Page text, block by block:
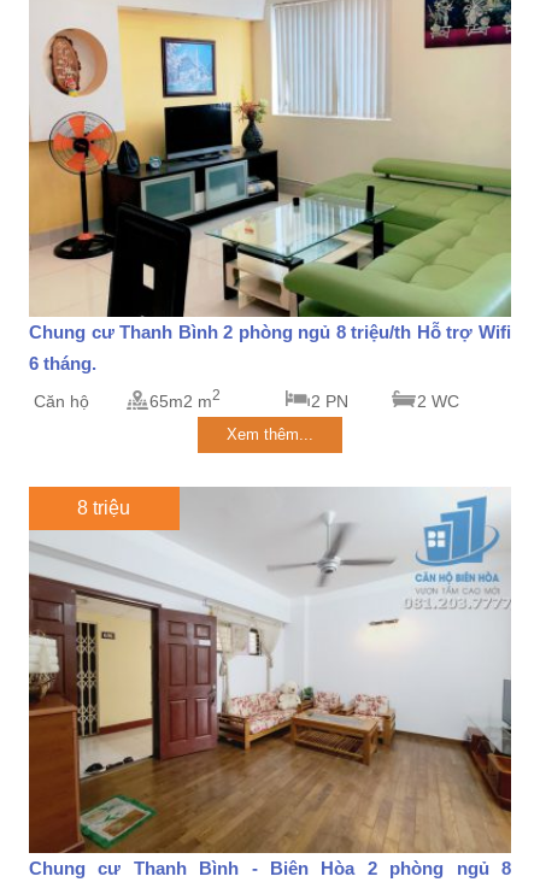
Chung cư Thanh Bình 2 phòng ngủ 8 triệu/th Hỗ trợ Wifi
6 tháng.
Căn hộ 65m2 m2 2 PN 2 WC
Xem thêm...
8 triệu
Chung cư Thanh Bình - Biên Hòa 2 phòng ngủ 8